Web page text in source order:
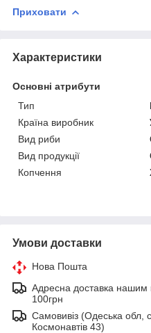
Приховати
Характеристики
Основні атрибути
Тип
Країна виробник
Вид риби
Вид продукції
Копчення
Умови доставки
Нова Пошта
Адресна доставка
100грн
Самовивіз (Одеська обл,
Космонавтів 43)